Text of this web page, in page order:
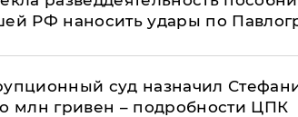
РФ наносить удары по
суд назначил
млн гривен – подробности ЦПК